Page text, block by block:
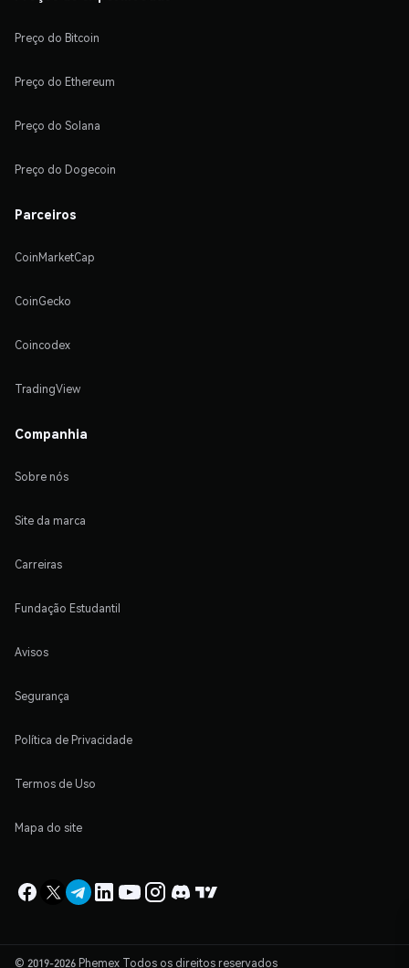
Preço do Bitcoin
Preço do Ethereum
Preço do Solana
Preço do Dogecoin
Parceiros
CoinMarketCap
CoinGecko
Coincodex
TradingView
Companhia
Sobre nós
Site da marca
Carreiras
Fundação Estudantil
Avisos
Segurança
Política de Privacidade
Termos de Uso
Mapa do site
© 2019-2026 Phemex Todos os direitos reservados